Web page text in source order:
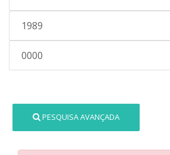
1989
0000
PESQUISA AVANÇADA